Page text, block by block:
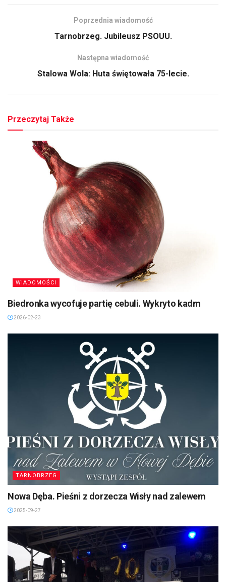
Poprzednia wiadomość
Tarnobrzeg. Jubileusz PSOUU.
Następna wiadomość
Stalowa Wola: Huta świętowała 75-lecie.
Przeczytaj Także
WIADOMOŚCI
Biedronka wycofuje partię cebuli. Wykryto kadm
2026-02-23
TARNOBRZEG
Nowa Dęba. Pieśni z dorzecza Wisły nad zalewem
2025-09-27